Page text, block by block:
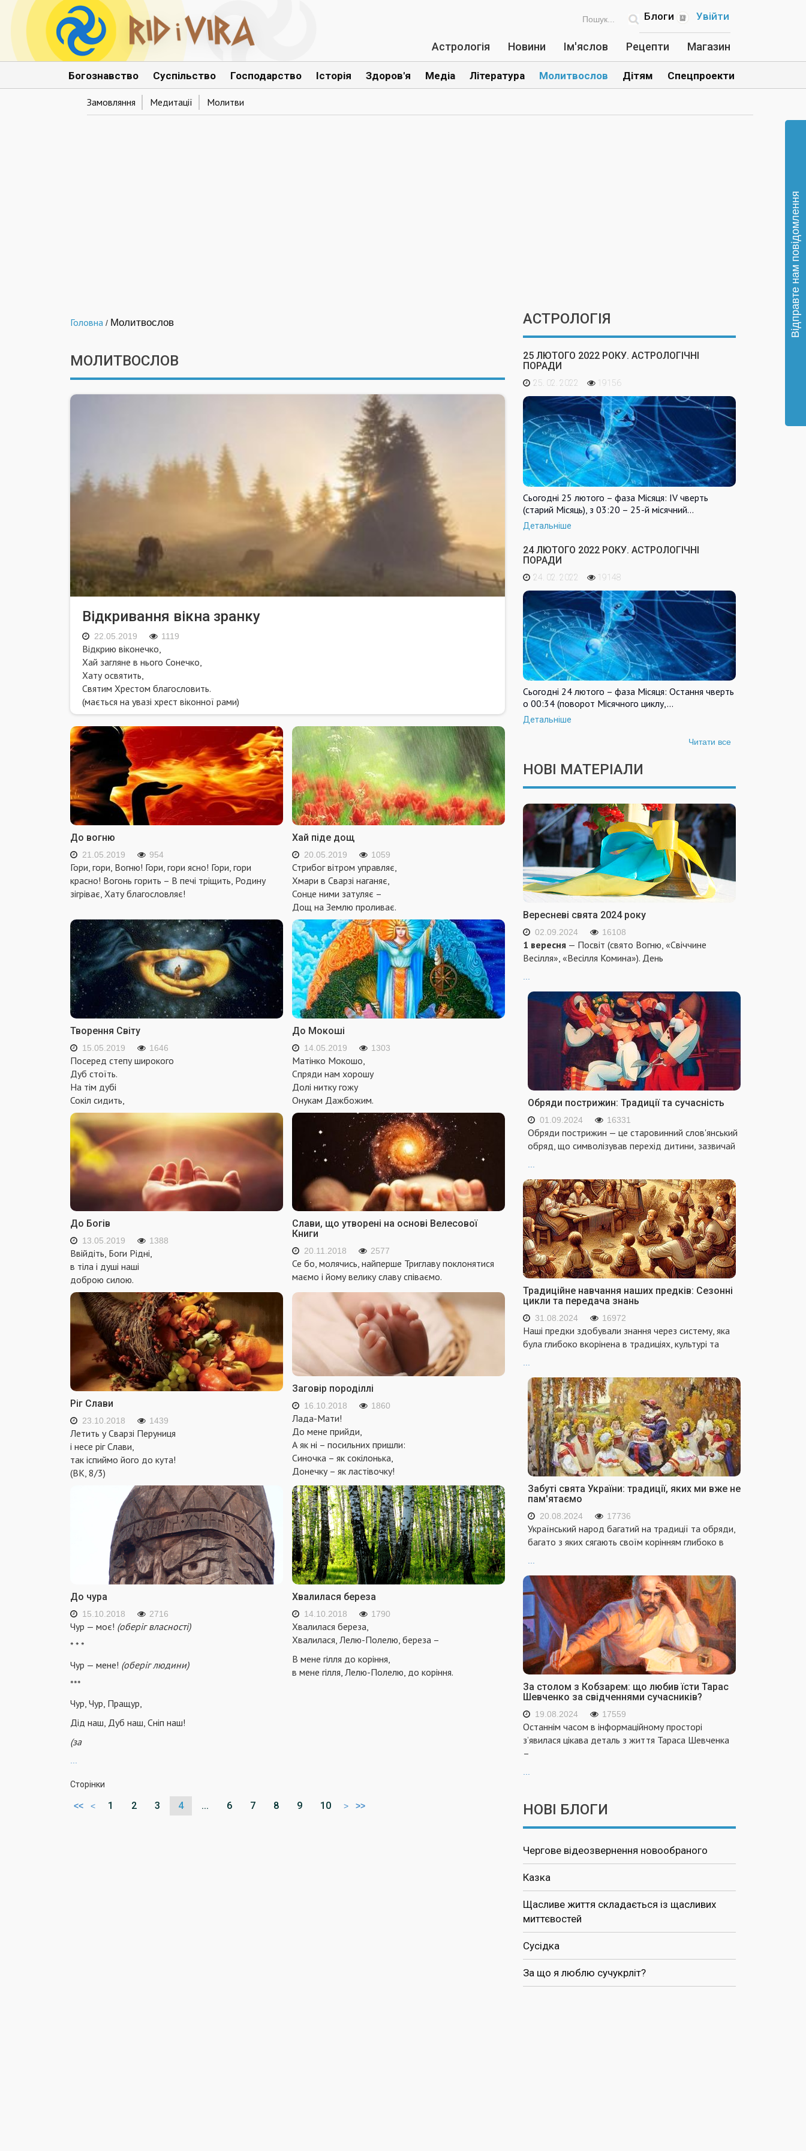
Увійти
Блоги
Астрологія Новини Ім'яслов Рецепти Магазин
Богознавство Суспільство Господарство Історія Здоров'я Медіа Література Молитвослов
Замовляння Медитації Молитви
Дітям Спецпроекти
Головна / Молитвослов
МОЛИТВОСЛОВ
Відкривання вікна зранку
22.05.2019 1119
Відкрию віконечко,
Хай загляне в нього Сонечко,
Хату освятить,
Святим Хрестом благословить.
(мається на увазі хрест віконної рами)
До вогню
21.05.2019 954
Гори, гори, Вогню! Гори, гори ясно! Гори, гори
красно! Вогонь горить – В печі тріщить, Родину
зігріває, Хату благословляє!
Хай піде дощ
20.05.2019 1059
Стрибог вітром управляє,
Хмари в Сварзі наганяє,
Сонце ними затуляє –
Дощ на Землю проливає.
Творення Світу
15.05.2019 1646
Посеред степу широкого
Дуб стоїть.
На тім дубі
Сокіл сидить,
До Мокоші
14.05.2019 1303
Матінко Мокошо,
Спряди нам хорошу
Долі нитку гожу
Онукам Дажбожим.
До Богів
13.05.2019 1388
Ввійдіть, Боги Рідні,
в тіла і душі наші
доброю силою.
Слави, що утворені на основі Велесової
Книги
20.11.2018 2577
Се бо, молячись, найперше Триглаву поклонятися
маємо і йому велику славу співаємо.
Ріг Слави
23.10.2018 1439
Летить у Сварзі Перуниця
і несе ріг Слави,
так іспиймо його до кута!
(ВК, 8/3)
Заговір породіллі
16.10.2018 1860
Лада-Мати!
До мене прийди,
А як ні – посильних пришли:
Синочка – як сокілонька,
Донечку – як ластівочку!
До чура
15.10.2018 2716
Чур — моє! (оберіг власності)
* * *
Чур — мене! (оберіг людини)
***
Чур, Чур, Пращур,
Дід наш, Дуб наш, Сніп наш!
(за
Хвалилася береза
14.10.2018 1790
Хвалилася береза,
Хвалилася, Лелю-Полелю, береза –
В мене гiлля до корiння,
в мене гiлля, Лелю-Полелю, до корiння.
Сторінки
<< < 1 2 3 4 ... 6 7 8 9 10 > >>
АСТРОЛОГІЯ
25 ЛЮТОГО 2022 РОКУ. АСТРОЛОГІЧНІ
ПОРАДИ
25. 02. 2022 19156
Сьогодні 25 лютого – фаза Місяця: IV чверть
(старий Місяць), з 03:20 – 25-й місячний…
Детальніше
24 ЛЮТОГО 2022 РОКУ. АСТРОЛОГІЧНІ
ПОРАДИ
24. 02. 2022 19148
Сьогодні 24 лютого – фаза Місяця: Остання чверть
о 00:34 (поворот Місячного циклу,…
Детальніше
Читати все
НОВІ МАТЕРІАЛИ
Вересневі свята 2024 року
02.09.2024 16108
1 вересня — Посвіт (свято Вогню, «Свіччине
Весілля», «Весілля Комина»). День
...
Обряди пострижин: Традиції та сучасність
01.09.2024 16331
Обряди пострижин — це старовинний слов'янський
обряд, що символізував перехід дитини, зазвичай
...
Традиційне навчання наших предків: Сезонні
цикли та передача знань
31.08.2024 16972
Наші предки здобували знання через систему, яка
була глибоко вкорінена в традиціях, культурі та
...
Забуті свята України: традиції, яких ми вже не
пам'ятаємо
20.08.2024 17736
Український народ багатий на традиції та обряди,
багато з яких сягають своїм корінням глибоко в
...
За столом з Кобзарем: що любив їсти Тарас
Шевченко за свідченнями сучасників?
19.08.2024 17559
Останнім часом в інформаційному просторі
з’явилася цікава деталь з життя Тараса Шевченка
–
...
НОВІ БЛОГИ
Чергове відеозвернення новообраного
Казка
Щасливе життя складається із щасливих
миттєвостей
Сусідка
За що я люблю сучукрліт?
Відправте нам повідомлення